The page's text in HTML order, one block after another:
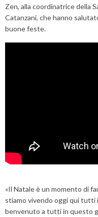
Zen, alla coordinatrice della
Catanzani, che hanno
buone feste.
«Il Natale è un momento di
stiamo vivendo oggi qui tutti
benvenuto a tutti in questo